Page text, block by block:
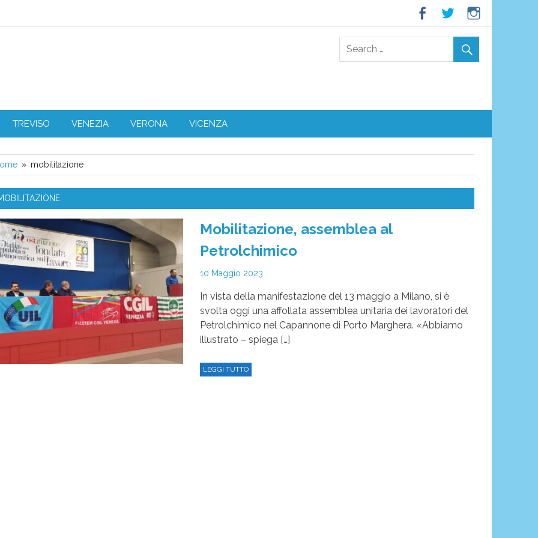
TREVISO VENEZIA VERONA VICENZA
mobilitazione
Mobilitazione, assemblea al
Petrolchimico
10 Maggio 2023
In vista della manifestazione del 13 maggio a Milano, si è
svolta oggi una affollata assemblea unitaria dei lavoratori del
Petrolchimico nel Capannone di Porto Marghera. «Abbiamo
illustrato – spiega […]
LEGGI TUTTO